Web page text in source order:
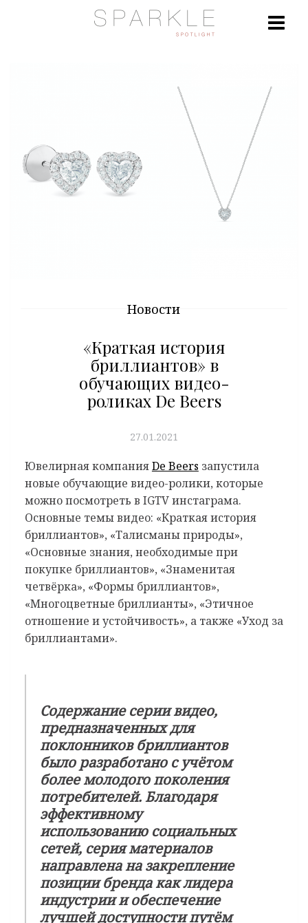
Новости
«Краткая история
бриллиантов» в
обучающих видео-
роликах De Beers
27.01.2021
Ювелирная компанияDe Beers запустила
новые обучающие видео-ролики, которые
можно посмотреть в IGTV инстаграма.
Основные темы видео: «Краткая история
бриллиантов», «Талисманы природы»,
«Основные знания, необходимые при
покупке бриллиантов», «Знаменитая
четвёрка», «Формы бриллиантов»,
«Многоцветные бриллианты», «Этичное
отношение и устойчивость», а также «Уход за
бриллиантами».
Содержание серии видео,
предназначенных для
поклонников бриллиантов
было разработано с учётом
более молодого поколения
потребителей. Благодаря
эффективному
использованию социальных
сетей, серия материалов
направлена на закрепление
позиции бренда как лидера
индустрии и обеспечение
лучшей доступности путём